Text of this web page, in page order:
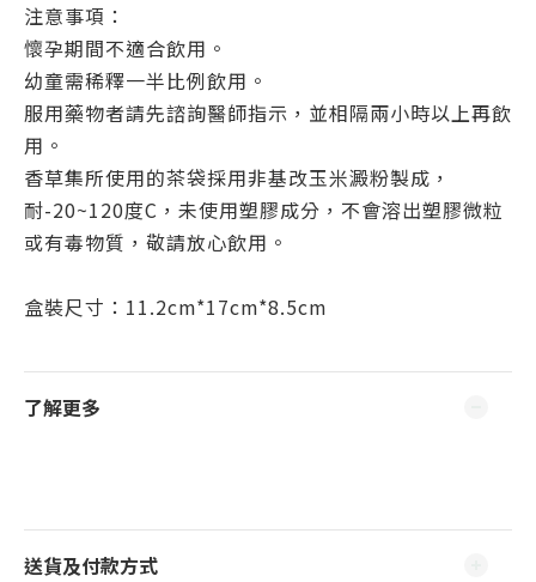
注意事項：
懷孕期間不適合飲用。
幼童需稀釋一半比例飲用。
服用藥物者請先諮詢醫師指示，並相隔兩小時以上再飲
用。
香草集所使用的茶袋採用非基改玉米澱粉製成，
耐-20~120度C，未使用塑膠成分，不會溶出塑膠微粒
或有毒物質，敬請放心飲用。
盒裝尺寸：11.2cm*17cm*8.5cm
了解更多
送貨及付款方式